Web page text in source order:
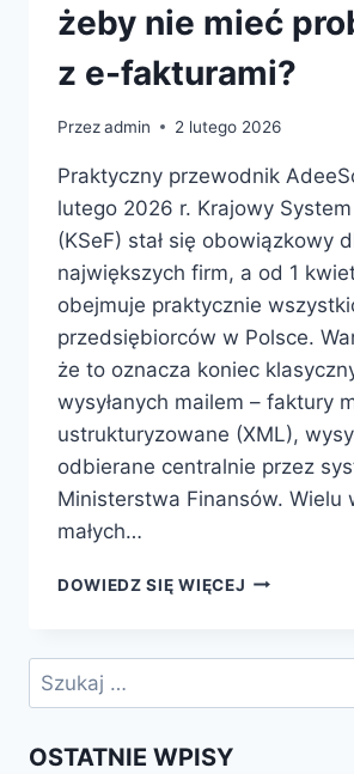
żeby nie mieć
z e-fakturami?
Przezadmin 2 lutego 2026
Praktyczny przewodnik
lutego 2026 r. Krajowy
(KSeF) stał się obowiązkowy
największych firm, a od 1
obejmuje praktycznie
przedsiębiorców w Polsce.
że to oznacza koniec
wysyłanych mailem – faktury
ustrukturyzowane (XML),
odbierane centralnie przez
Ministerstwa Finansów. Wielu
małych…
DOWIEDZ SIĘ WIĘCEJ KSEF
JAKI
/
Szukaj:
OSTATNIE WPISY